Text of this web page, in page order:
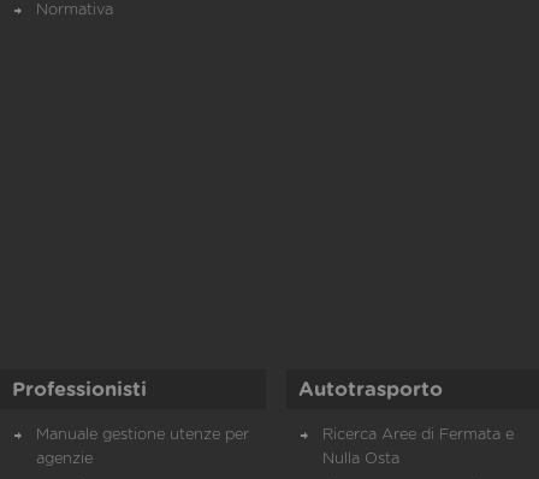
Normativa
Professionisti
Manuale gestione utenze per
agenzie
Autotrasporto
Ricerca Aree di Fermata e
Nulla Osta